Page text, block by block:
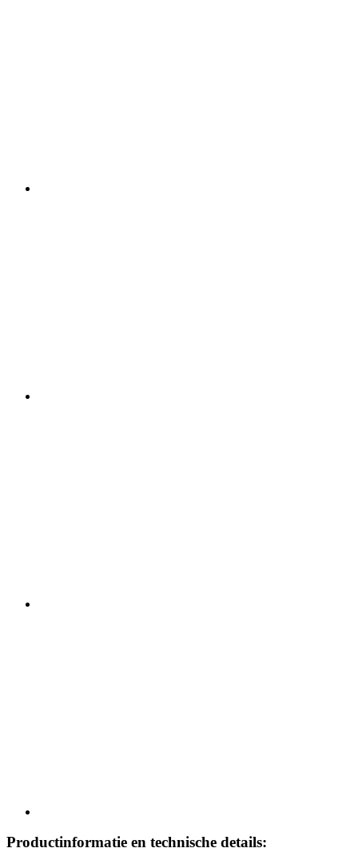
Productinformatie en technische details: